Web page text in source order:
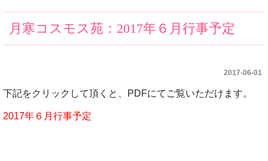
月寒コスモス苑：2017年６月行事予定
2017-06-01
下記をクリックして頂くと、PDFにてご覧いただけます。
2017年６月行事予定